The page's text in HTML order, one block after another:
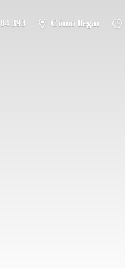
393 Cómo llegar